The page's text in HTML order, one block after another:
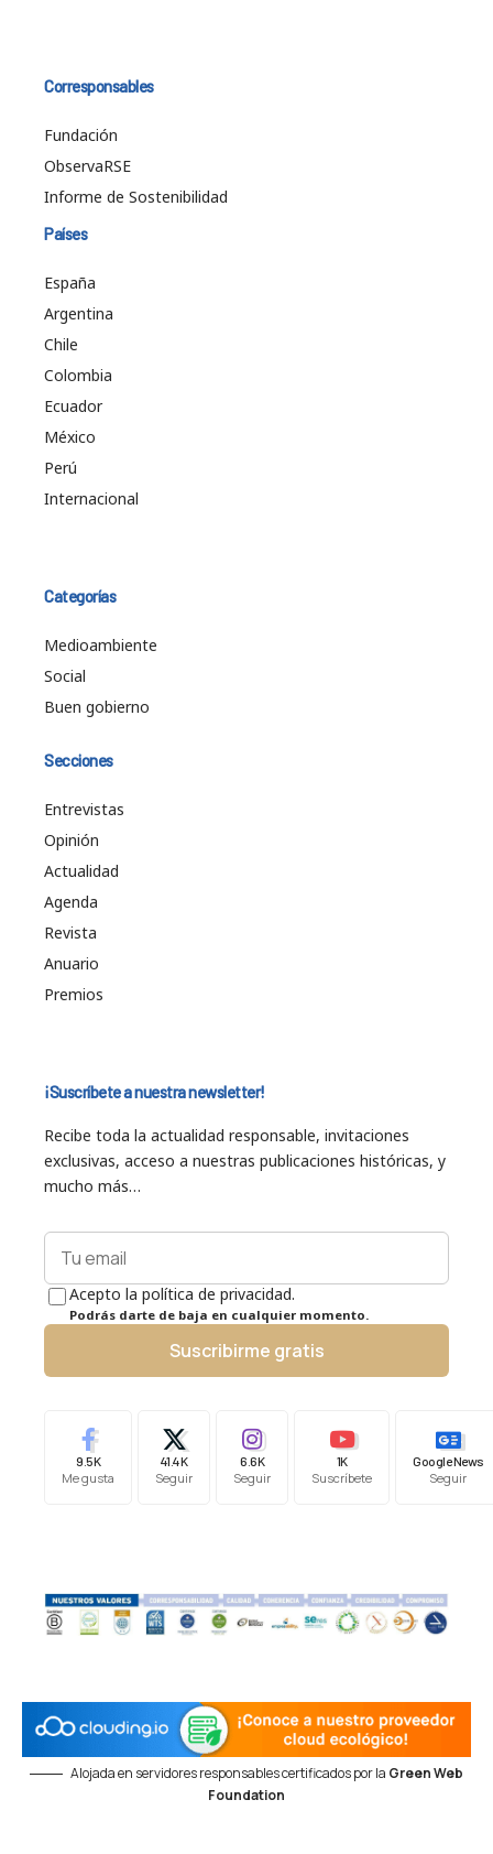
Corresponsables
Fundación
ObservaRSE
Informe de Sostenibilidad
Países
España
Argentina
Chile
Colombia
Ecuador
México
Perú
Internacional
Categorías
Medioambiente
Social
Buen gobierno
Secciones
Entrevistas
Opinión
Actualidad
Agenda
Revista
Anuario
Premios
¡Suscríbete a nuestra newsletter!
Recibe toda la actualidad responsable, invitaciones
exclusivas, acceso a nuestras publicaciones históricas, y
mucho más…
Acepto la política de privacidad.
Podrás darte de baja en cualquier momento.
Suscribirme gratis
9.5K
Me gusta
41.4K
Seguir
6.6K
Seguir
1K
Suscríbete
Google News
Seguir
Alojada en servidores responsables certificados por la Green Web
Foundation